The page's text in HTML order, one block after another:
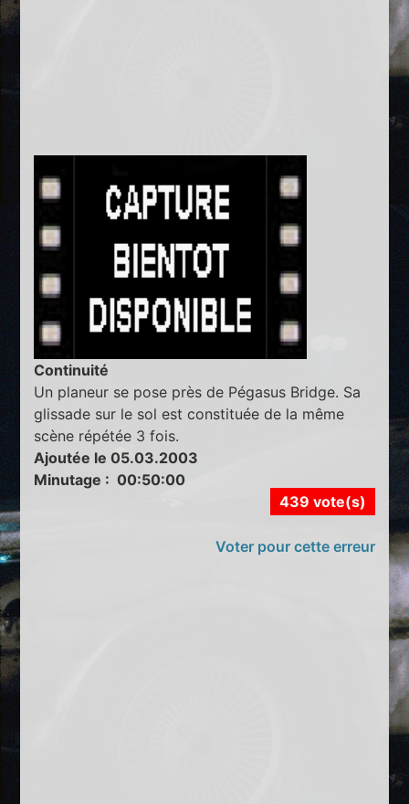
Continuité
Un planeur se pose près de Pégasus Bridge. Sa
glissade sur le sol est constituée de la même
scène répétée 3 fois.
Ajoutée le 05.03.2003
Minutage : 00:50:00
439 vote(s)
Voter pour cette erreur